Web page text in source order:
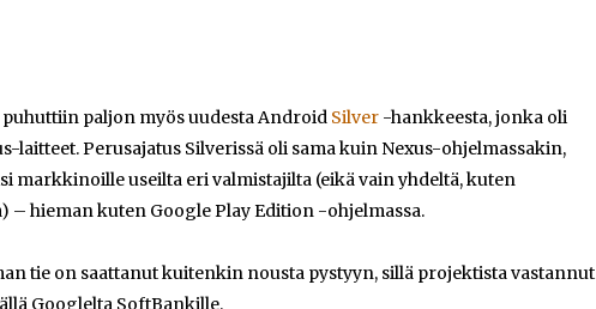
paljon myös uudesta Android Silver -hankkeesta, jonka oli
laitteet. Perusajatus Silverissä oli sama kuin Nexus-ohjelmassakin,
markkinoille useilta eri valmistajilta (eikä vain yhdeltä, kuten
– hieman kuten Google Play Edition -ohjelmassa.
tie on saattanut kuitenkin nousta pystyyn, sillä projektista vastannut
Googlelta SoftBankille.